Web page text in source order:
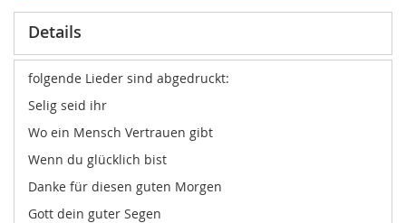
Details
folgende Lieder sind abgedruckt:
Selig seid ihr
Wo ein Mensch Vertrauen gibt
Wenn du glücklich bist
Danke für diesen guten Morgen
Gott dein guter Segen